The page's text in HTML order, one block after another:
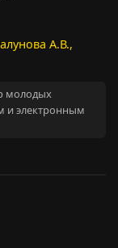
А.В.,
молодых
и электронным